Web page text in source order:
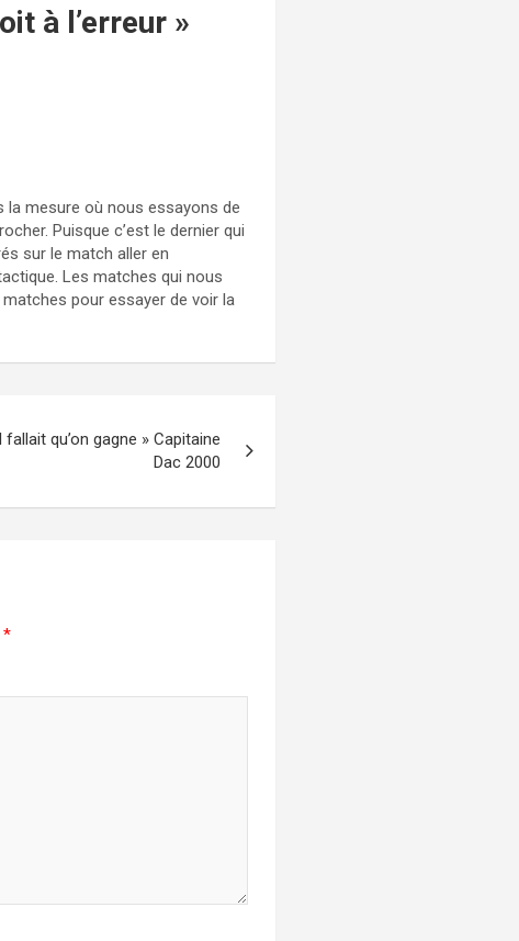
à l’erreur »
la mesure où nous essayons de
Puisque c’est le dernier qui
sur le match aller en
Les matches qui nous
pour essayer de voir la
qu’on gagne » Capitaine
Dac 2000
*